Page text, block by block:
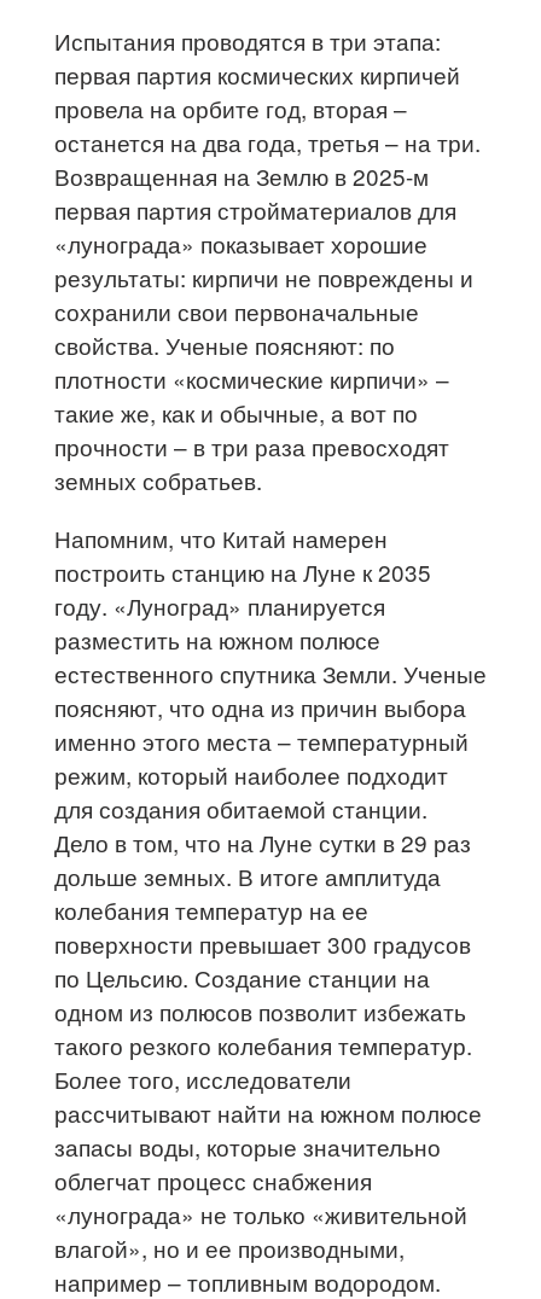
Испытания проводятся в три этапа:
первая партия космических кирпичей
провела на орбите год, вторая –
останется на два года, третья – на три.
Возвращенная на Землю в 2025-м
первая партия стройматериалов для
«лунограда» показывает хорошие
результаты: кирпичи не повреждены и
сохранили свои первоначальные
свойства. Ученые поясняют: по
плотности «космические кирпичи» –
такие же, как и обычные, а вот по
прочности – в три раза превосходят
земных собратьев.
Напомним, что Китай намерен
построить станцию на Луне к 2035
году. «Луноград» планируется
разместить на южном полюсе
естественного спутника Земли. Ученые
поясняют, что одна из причин выбора
именно этого места – температурный
режим, который наиболее подходит
для создания обитаемой станции.
Дело в том, что на Луне сутки в 29 раз
дольше земных. В итоге амплитуда
колебания температур на ее
поверхности превышает 300 градусов
по Цельсию. Создание станции на
одном из полюсов позволит избежать
такого резкого колебания температур.
Более того, исследователи
рассчитывают найти на южном полюсе
запасы воды, которые значительно
облегчат процесс снабжения
«лунограда» не только «живительной
влагой», но и ее производными,
например – топливным водородом.